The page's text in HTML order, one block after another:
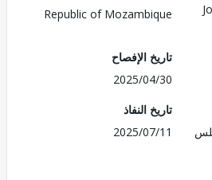
Republic of Mozambique
تاريخ الإفصاح
2025/04/30
تاريخ النفاذ
2025/07/11